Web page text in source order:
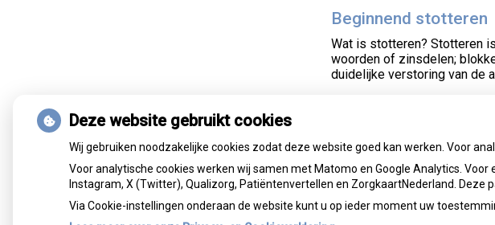
Beginnend stotteren
Wat is stotteren? Stotteren
woorden of zinsdelen;
duidelijke verstoring van de
gehoor. Afwijkende
gewoonten kunnen het
Deze website gebruikt cookies
Wij gebruiken noodzakelijke cookies zodat deze website goed kan werken. Voor
Voor analytische cookies werken wij samen met Matomo en Google Analytics.
Instagram, X (Twitter), Qualizorg, Patiëntenvertellen en ZorgkaartNederland. Deze
Via Cookie-instellingen onderaan de website kunt u op ieder moment uw